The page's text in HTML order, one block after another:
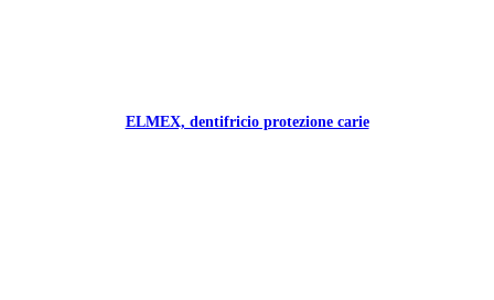
ELMEX, dentifricio protezione carie